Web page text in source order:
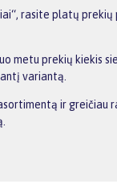
rasite platų
metu prekių
variantą.
ir